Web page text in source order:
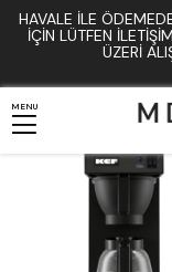
HAVALE İLE
İÇIN LÜTFEN
ÜZERI
MENU
Anasayfa Kef